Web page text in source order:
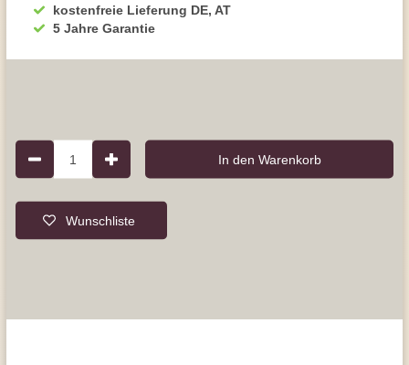
kostenfreie Lieferung DE, AT
5 Jahre Garantie
1 In den Warenkorb
Wunschliste